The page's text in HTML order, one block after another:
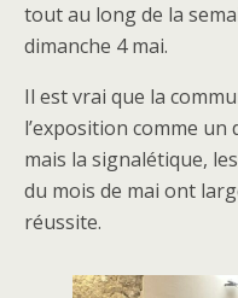
tout au long de la
dimanche 4 mai.
Il est vrai que la
l’exposition comme
mais la signalétique,
du mois de mai ont
réussite.